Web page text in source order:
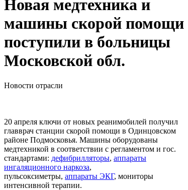
Новая медтехника и
машины скорой помощи
поступили в больницы
Московской обл.
Новости отрасли
20 апреля ключи от новых реанимобилей получил
главврач станции скорой помощи в Одинцовском
районе Подмосковья. Машины оборудованы
медтехникой в соответствии с регламентом и гос.
стандартами: дефибрилляторы, аппараты
ингаляционного наркоза,
пульсоксиметры, аппараты ЭКГ, мониторы
интенсивной терапии.